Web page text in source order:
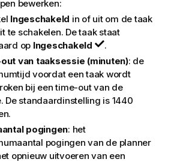
bewerken:
Ingeschakeld in of uit om de taak
te schakelen. De taak staat
op Ingeschakeld
.
van taaksessie (minuten): de
voordat een taak wordt
bij een time-out van de
De standaardinstelling is 1440
pogingen: het
pogingen van de planner
opnieuw uitvoeren van een